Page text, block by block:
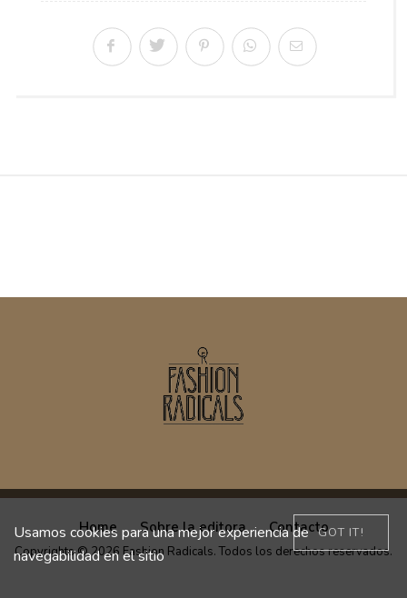
Home Sobre la editora Contacto
Copyrights © 2026 Fashion Radicals. Todos los derechos reservados.
GOT IT!
Usamos cookies para una mejor experiencia de
navegabilidad en el sitio